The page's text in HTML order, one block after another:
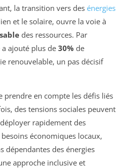
la transition vers des énergies
et le solaire, ouvre la voie à
des ressources. Par
a ajouté plus de 30% de
renouvelable, un pas décisif
prendre en compte les défis liés
des tensions sociales peuvent
rapidement des
économiques locaux,
dépendantes des énergies
approche inclusive et